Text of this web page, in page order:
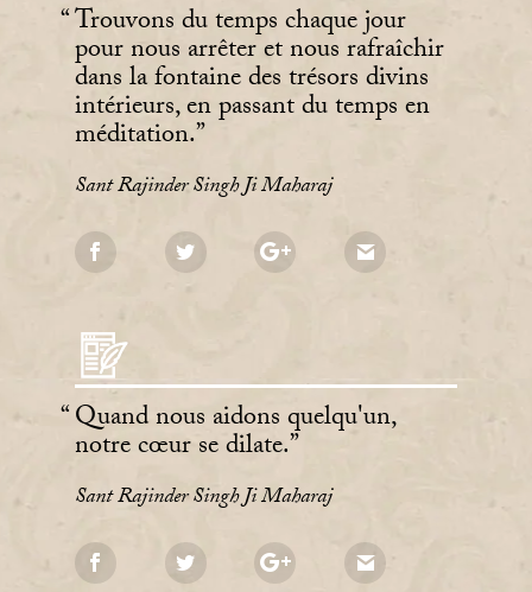
Trouvons du temps chaque jour
pour nous arrêter et nous rafraîchir
dans la fontaine des trésors divins
intérieurs, en passant du temps en
méditation.
Sant Rajinder Singh Ji Maharaj
Quand nous aidons quelqu'un,
notre cœur se dilate.
Sant Rajinder Singh Ji Maharaj